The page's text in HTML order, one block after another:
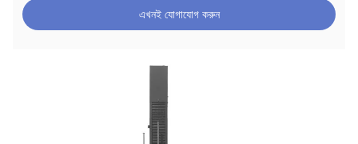
এখনই যোগাযোগ করুন